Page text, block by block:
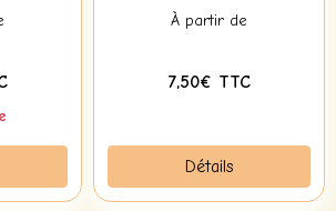
À partir de
7,50€ TTC
Détails